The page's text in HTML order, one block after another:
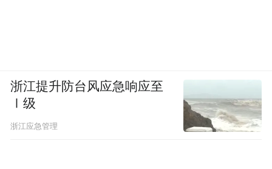
浙江提升防台风应急响应至
Ⅰ级
浙江应急管理